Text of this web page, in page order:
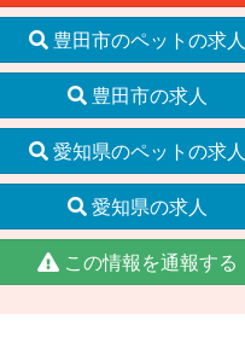
豊田市のペットの求人
豊田市の求人
愛知県のペットの求人
愛知県の求人
この情報を通報する